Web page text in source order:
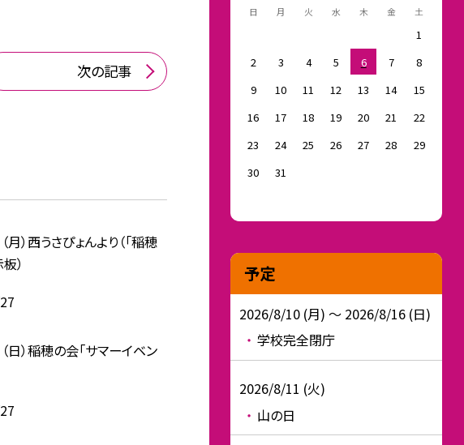
次の記事
月）西うさぴょんより（「稲穂
）
日）稲穂の会「サマーイベン
日 月 火 水 木 金 土
1
2
3 4 5 6 7
8
9
10 11 12 13 14
15
16
17 18 19 20 21
22
23
24 25 26 27 28
29
30
31
予定
2026/8/10 (月) ～ 2026/8/16 (日)
学校完全閉庁
2026/8/11 (火)
山の日